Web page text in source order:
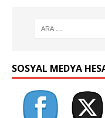
SOSYAL MEDYA